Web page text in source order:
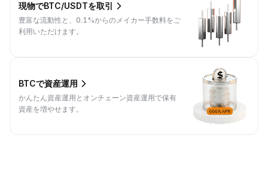
現物でBTC/USDTを取引
豊富な流動性と、0.1%からのメイカー手数料をご
利用いただけます。
BTCで資産運用
かんたん資産運用とオンチェーン資産運用で保有
資産を増やせます。